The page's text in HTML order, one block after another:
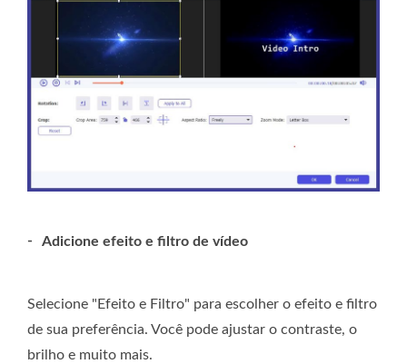
- Adicione efeito e filtro de vídeo
Selecione "Efeito e Filtro" para escolher o efeito e filtro
de sua preferência. Você pode ajustar o contraste, o
brilho e muito mais.